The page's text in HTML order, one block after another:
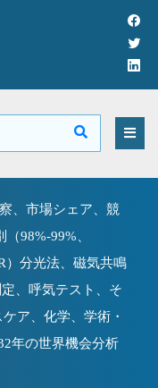
、市場シェア、競
98%-99%、
）分光法、磁気共鳴
、呼気テスト、そ
ア、化学、学術・
年の世界機会分析